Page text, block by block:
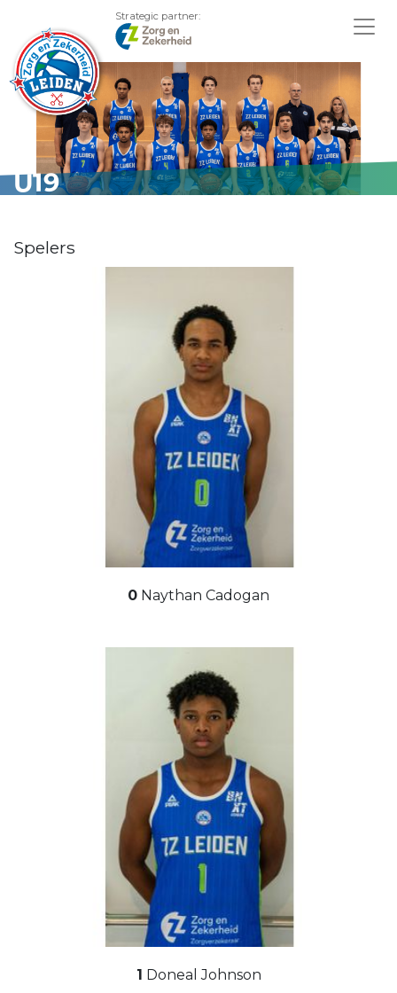
Strategic partner:
U19
Spelers
0 Naythan Cadogan
1 Doneal Johnson